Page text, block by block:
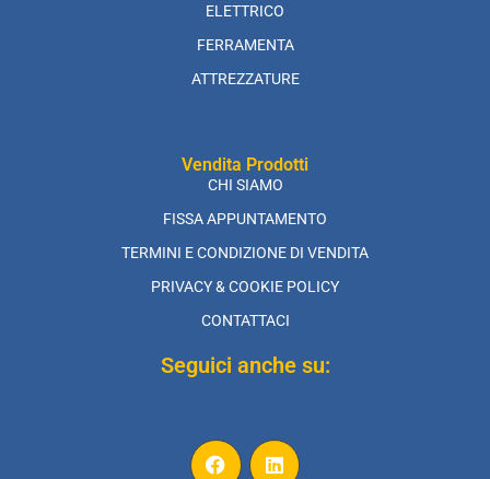
ELETTRICO
FERRAMENTA
ATTREZZATURE
Vendita Prodotti
CHI SIAMO
FISSA APPUNTAMENTO
TERMINI E CONDIZIONE DI VENDITA
PRIVACY & COOKIE POLICY
CONTATTACI
Seguici anche su: